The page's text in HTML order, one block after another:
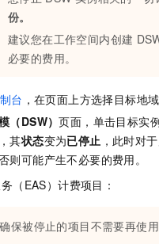
份。
建议您在工作空间内创建
必要的费用。
台 ，在页面上方选择目标地
（DSW）页面，单击目标实
其状态变为已停止 ，此时对
则可能产生不必要的费用。
（EAS）计费项目：
保被停止的项目不需要再使